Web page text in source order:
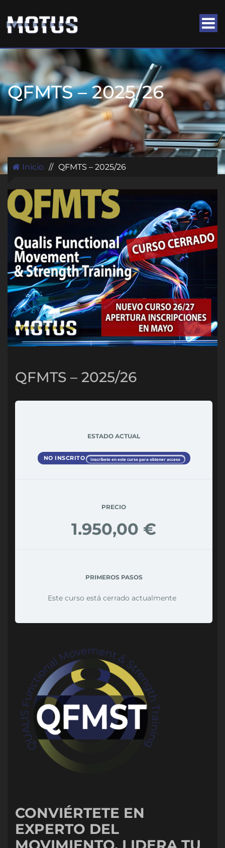
QFMTS – 2025/26
Inicio // QFMTS – 2025/26
QFMTS – 2025/26
ESTADO ACTUAL
NO INSCRITO Inscríbete en este curso para obtener acceso
PRECIO
1.950,00 €
PRIMEROS PASOS
Este curso está cerrado actualmente
CONVIÉRTETE EN
EXPERTO DEL